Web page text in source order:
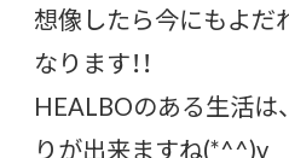
想像したら今にもよだ
なります！！
HEALBOのある生活は
りが出来ますね(*^^)v